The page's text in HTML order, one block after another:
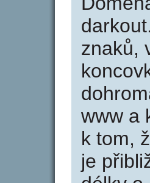
znaků,
www a
k tom,
je